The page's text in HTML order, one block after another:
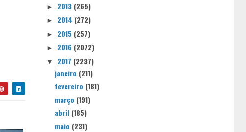
► 2013 (265)
► 2014 (272)
► 2015 (257)
► 2016 (2072)
▼ 2017 (2237)
janeiro (211)
fevereiro (181)
março (191)
abril (185)
maio (231)